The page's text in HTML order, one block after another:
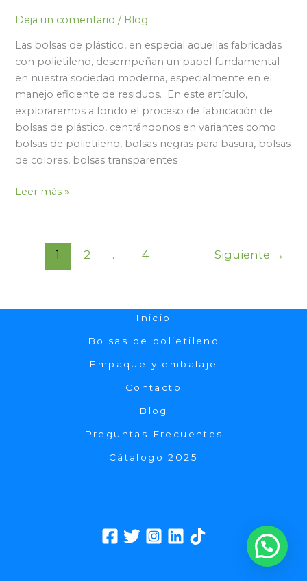
Deja un comentario / Blog
Las bolsas de plástico, en especial aquellas fabricadas
con polietileno, desempeñan un papel fundamental
en nuestra sociedad moderna, especialmente en el
manejo eficiente de residuos. En este artículo,
exploraremos a fondo el proceso de fabricación de
bolsas de plástico, centrándonos en variantes como
bolsas de polietileno, bolsas negras para basura, bolsas
de colores, bolsas transparentes
Leer más »
1 2 … 4 Siguiente →
Inicio
Bolsas de polietileno
Empaque y embalaje
Contacto
Blog
Preguntas Frecuentes
Cátalogo 2025